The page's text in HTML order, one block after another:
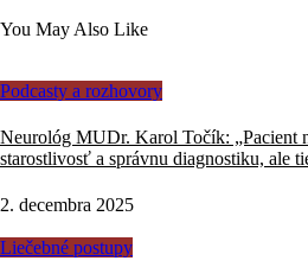
You May Also Like
Podcasty a rozhovory
Neurológ MUDr. Karol Točík: „Pacient
starostlivosť a správnu diagnostiku, ale
2. decembra 2025
Liečebné postupy